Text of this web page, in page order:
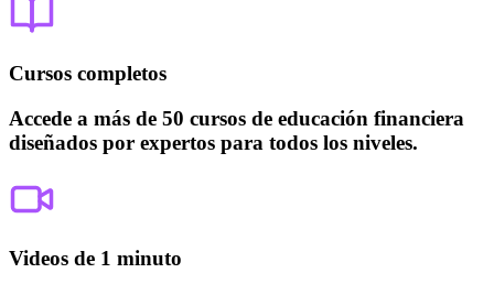
Cursos completos
Accede a más de 50 cursos de educación financiera
diseñados por expertos para todos los niveles.
Videos de 1 minuto